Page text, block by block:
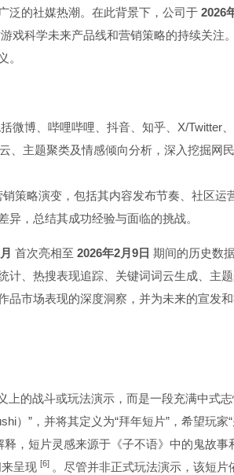
泛的社媒热潮。在此背景下，公司于 2026
戏科学未来产品线和营销策略的持续关注
。
微博、哔哩哔哩、抖音、知乎、X/Twitter、
、主题聚类及情感倾向分析，深入挖掘网
策略演变，包括其内容发布节奏、社区运
，总结其成功经验与面临的挑战。
首次亮相至 2026年2月9日 期间的历史数
计、热搜表现追踪、关键词词云生成、主
品市场表现的深度洞察，并为未来的宣发
上的战斗或玩法演示，而是一段充满中式
”，并将其定义为“拜年短片”，希望玩家“
释，短片灵感来源于《子不语》中的鬼故事
呈现 [6] 。尽管并非正式玩法演示，该短片